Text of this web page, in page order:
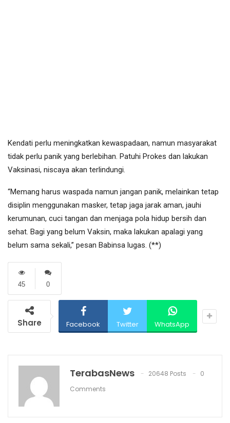
Kendati perlu meningkatkan kewaspadaan, namun masyarakat
tidak perlu panik yang berlebihan. Patuhi Prokes dan lakukan
Vaksinasi, niscaya akan terlindungi.
“Memang harus waspada namun jangan panik, melainkan tetap
disiplin menggunakan masker, tetap jaga jarak aman, jauhi
kerumunan, cuci tangan dan menjaga pola hidup bersih dan
sehat. Bagi yang belum Vaksin, maka lakukan apalagi yang
belum sama sekali,” pesan Babinsa lugas. (**)
0
45
Share Facebook Twitter WhatsApp
TerabasNews 20648 Posts
0
Comments